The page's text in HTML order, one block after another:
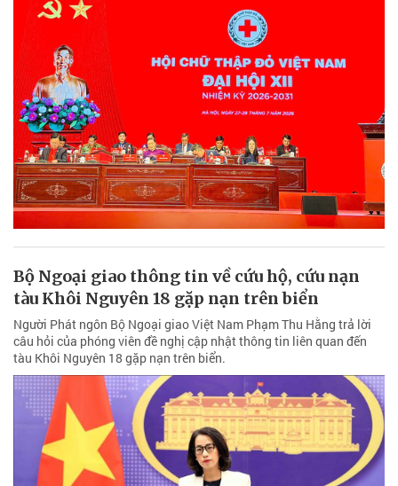
Bộ Ngoại giao thông tin về cứu hộ, cứu nạn
tàu Khôi Nguyên 18 gặp nạn trên biển
Người Phát ngôn Bộ Ngoại giao Việt Nam Phạm Thu Hằng trả lời
câu hỏi của phóng viên đề nghị cập nhật thông tin liên quan đến
tàu Khôi Nguyên 18 gặp nạn trên biển.